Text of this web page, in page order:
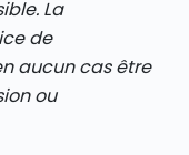
La
de
aucun cas être
ou